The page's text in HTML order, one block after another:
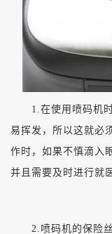
1.在使用喷码机时
易挥发，所以这就必
作时，如果不慎滴入
并且需要及时进行就
2.喷码机的保险丝